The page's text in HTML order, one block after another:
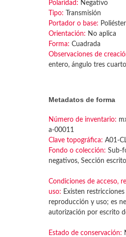
Polaridad: Negativo
Tipo: Transmisión
Portador o base: Poliéster
Orientación: No aplica
Forma: Cuadrada
Observaciones de
entero, ángulo tres
Metadatos de forma
Número de inventario:
a-00011
Clave topográfica: A01-
Fondo o colección: Sub-
negativos, Sección
Condiciones de acceso,
uso: Existen restricciones
reproducción y uso; es
autorización por escrito
Estado de conservación: